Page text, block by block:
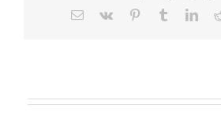
Reddit
LinkedIn
Tumblr
Pinterest
Vk
Email